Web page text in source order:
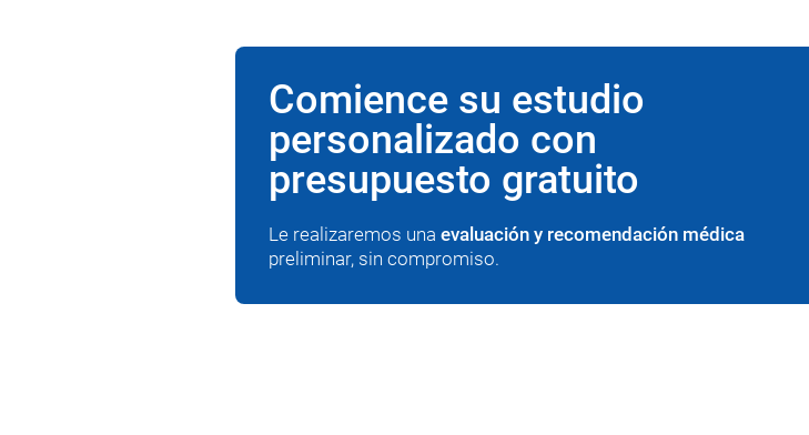
Comience su estudio
personalizado con
presupuesto gratuito
Le realizaremos una evaluación y recomendación médica
preliminar, sin compromiso.